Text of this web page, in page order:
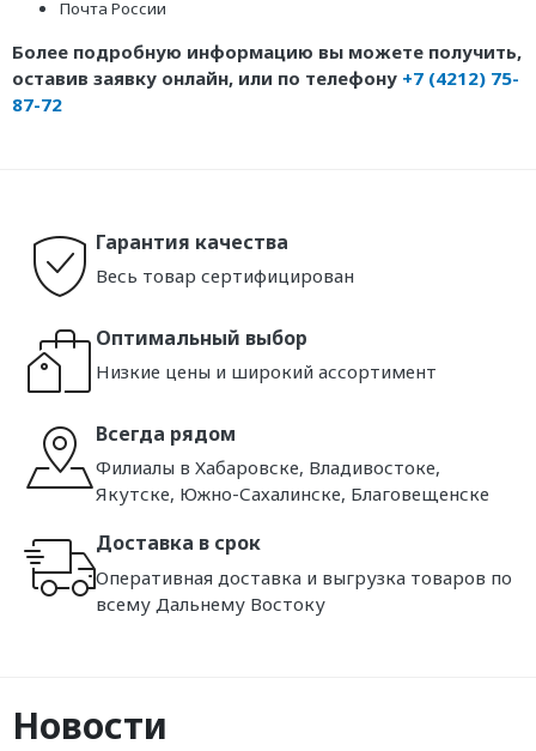
Почта России
Более подробную информацию вы можете получить,
оставив заявку онлайн, или по телефону +7 (4212) 75-
87-72
Гарантия качества
Весь товар сертифицирован
Оптимальный выбор
Низкие цены и широкий ассортимент
Всегда рядом
Филиалы в Хабаровске, Владивостоке,
Якутске, Южно-Сахалинске, Благовещенске
Доставка в срок
Оперативная доставка и выгрузка товаров по
всему Дальнему Востоку
Новости